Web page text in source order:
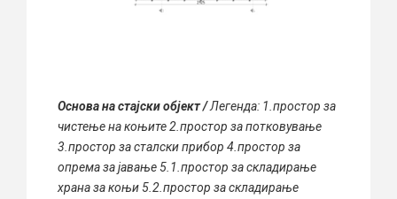
Oснова на стајски објект /Легенда: 1.простор за
чистење на коњите 2.простор за потковување
3.простор за сталски прибор 4.простор за
опрема за јавање 5.1.простор за складирање
храна за коњи 5.2.простор за складирање